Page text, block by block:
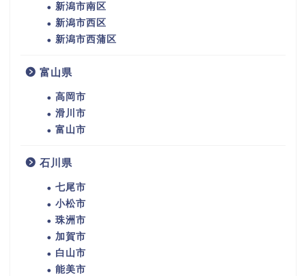
新潟市南区
新潟市西区
新潟市西蒲区
富山県
高岡市
滑川市
富山市
石川県
七尾市
小松市
珠洲市
加賀市
白山市
能美市